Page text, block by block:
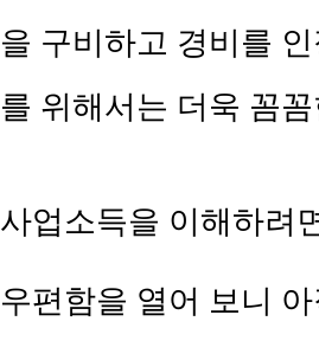
을 구비하고 경비를
를 위해서는 더욱 꼼
사업소득을 이해하려
우편함을 열어 보니